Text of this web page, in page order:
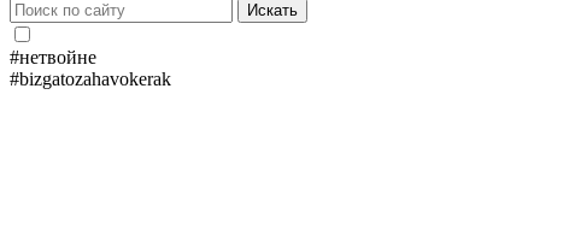
Искать
#нетвойне
#bizgatozahavokerak